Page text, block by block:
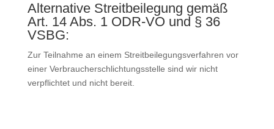
Alternative Streitbeilegung gemäß
Art. 14 Abs. 1 ODR-VO und § 36
VSBG:
Zur Teilnahme an einem Streitbeilegungsverfahren vor
einer Verbraucherschlichtungsstelle sind wir nicht
verpflichtet und nicht bereit.